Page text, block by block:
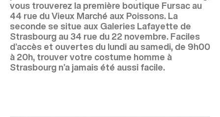
vous trouverez la première boutique Fursac au
44 rue du Vieux Marché aux Poissons. La
seconde se situe aux Galeries Lafayette de
Strasbourg au 34 rue du 22 novembre. Faciles
d’accès et ouvertes du lundi au samedi, de 9h00
à 20h, trouver votre costume homme à
Strasbourg n’a jamais été aussi facile.